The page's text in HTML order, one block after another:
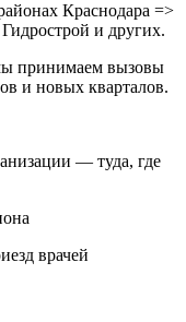
Краснодара =>
и других.
принимаем вызовы
и новых кварталов.
— туда, где
врачей